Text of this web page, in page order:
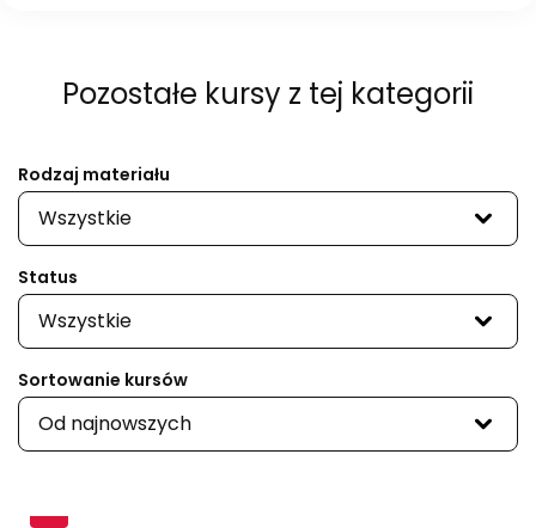
Pozostałe kursy z tej kategorii
Rodzaj materiału
Wszystkie
Status
Wszystkie
Sortowanie kursów
Od najnowszych